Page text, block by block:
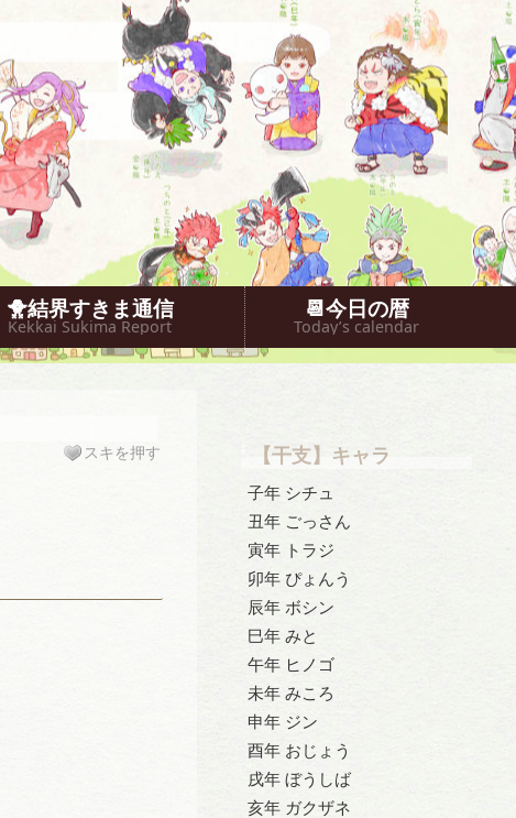
🐥結界すきま通信
Kekkai Sukima Report
📆今日の暦
Today’s calendar
スキを押す 【干支】キャラ
子年 シチュ
丑年 ごっさん
寅年 トラジ
卯年 ぴょんう
辰年 ボシン
巳年 みと
午年 ヒノゴ
未年 みころ
申年 ジン
酉年 おじょう
戌年 ぼうしば
亥年 ガクザネ